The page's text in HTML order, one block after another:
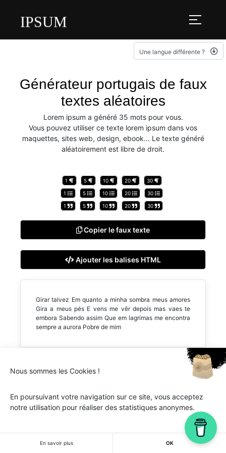
IPSUM
Une langue différente ?
Générateur portugais de faux
textes aléatoires
Lorem ipsum a généré 35 mots pour vous.
Vous pouvez utiliser ce texte lorem ipsum dans vos
maquettes, sites web, design, ebook... Le texte généré
aléatoirement est libre de droit.
1 5 10 20 30
1 5 10 20 30
1 5 10 20 30
Copier le faux texte
Ajouter les balises HTML
Girar talvez Em quanto a minha sombra meus amores
Gira a meus pés E vens me vêr depois mas vaes te
embora Sabendo assim Que em lagrimas me encontra
sempre a aurora Pobre de mim
Ipsum.one © 2018-2026 - Tous droits réservés -Lorem
ipsum
Nous sommes les Cookies !
En poursuivant votre navigation sur ce site, vous acceptez
notre utilisation pour réaliser des statistiques anonymes.
En savoir plus OK